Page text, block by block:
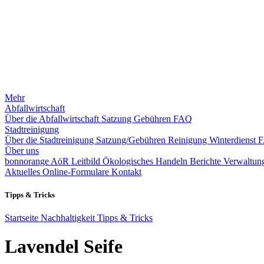
Mehr
Abfallwirtschaft
Über die Abfallwirtschaft Satzung Gebühren FAQ
Stadtreinigung
Über die Stadtreinigung Satzung/Gebühren Reinigung Winterdienst
Über uns
bonnorange AöR Leitbild Ökologisches Handeln Berichte
Aktuelles Online-Formulare Kontakt
Tipps & Tricks
Startseite Nachhaltigkeit Tipps & Tricks
Lavendel Seife